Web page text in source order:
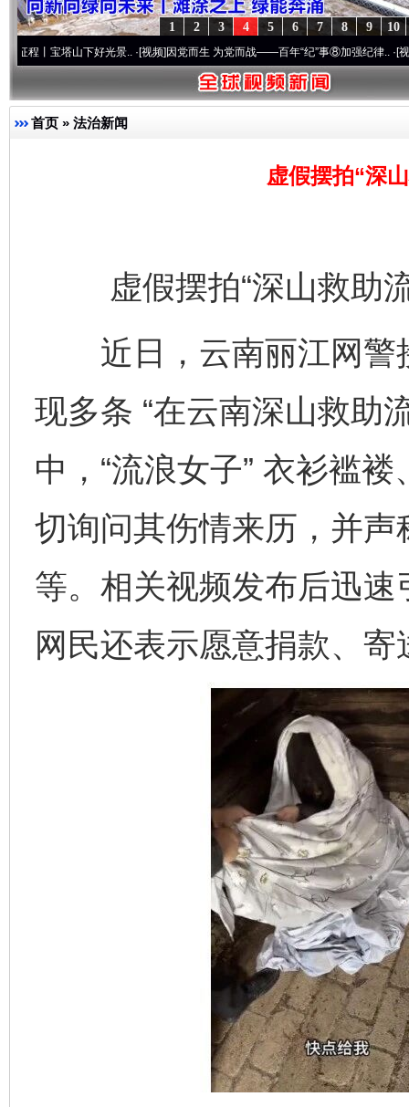
10
9
8
7
6
5
4
3
2
1
山下好光景..·[视频]因党而生 为党而战——百年“纪”事⑧加强纪律..·[视频]牢记初心
首页 » 法治新闻
虚假摆拍“深
虚假摆拍“深山救助流
近日，云南丽江网警
现多条 “在云南深山救助
中，“流浪女子” 衣衫褴
切询问其伤情来历，并
等。相关视频发布后迅
网民还表示愿意捐款、